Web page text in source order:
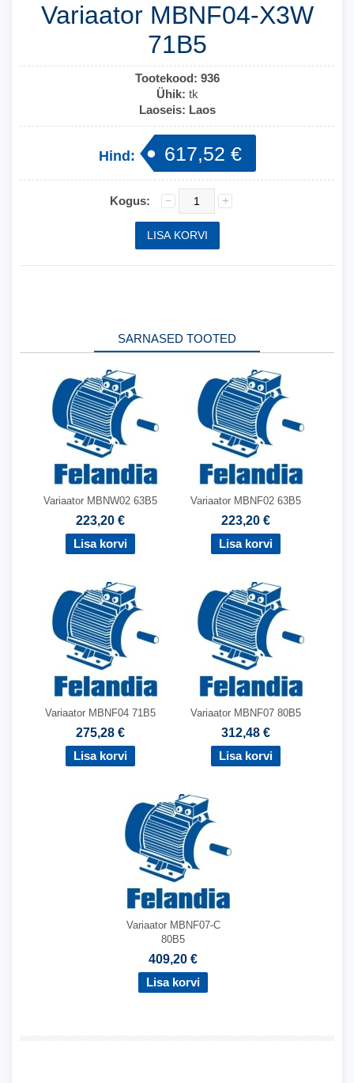
Variaator MBNF04-X3W
71B5
Tootekood: 936
Ühik: tk
Laoseis: Laos
Hind: 617,52 €
Kogus:
SARNASED TOOTED
Variaator MBNW02 63B5
223,20 €
Variaator MBNF02 63B5
223,20 €
Variaator MBNF04 71B5
275,28 €
Variaator MBNF07 80B5
312,48 €
Variaator MBNF07-C
80B5
409,20 €